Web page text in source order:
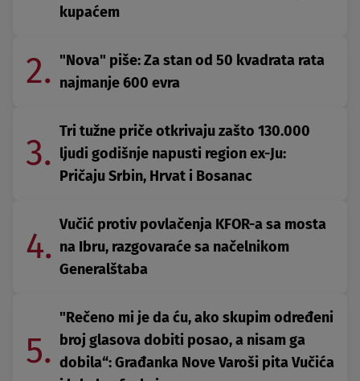
kupaćem
2. "Nova" piše: Za stan od 50 kvadrata rata
najmanje 600 evra
3.
Tri tužne priče otkrivaju zašto 130.000
ljudi godišnje napusti region ex-Ju:
Pričaju Srbin, Hrvat i Bosanac
4.
Vučić protiv povlačenja KFOR-a sa mosta
na Ibru, razgovaraće sa načelnikom
Generalštaba
5.
"Rečeno mi je da ću, ako skupim određeni
broj glasova dobiti posao, a nisam ga
dobila“: Građanka Nove Varoši pita Vučića